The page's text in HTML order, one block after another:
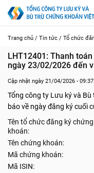
Trang chủ / Tin tức / Tổ chức
LHT12401: Thanh
ngày 23/02/2026 đến
Cập nhật ngày 21/04/2026 -
Tổng công ty Lưu ký và
báo về ngày đăng ký cuối
Tên tổ chức đăng ký chứng
khoán:
Tên chứng khoán:
Mã chứng khoán:
Mã ISIN: